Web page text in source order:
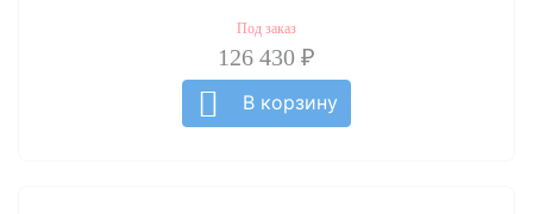
Под заказ
126 430 ₽
В корзину